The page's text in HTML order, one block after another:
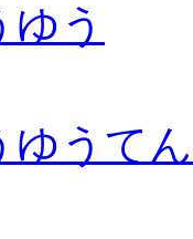
う
ゆうてん